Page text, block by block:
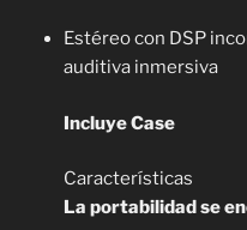
Estéreo con DSP
auditiva inmersiva
Incluye Case
Características
La portabilidad se